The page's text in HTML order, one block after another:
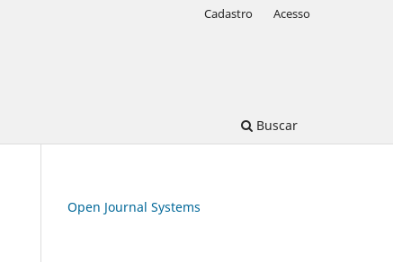
Buscar
Cadastro Acesso
Open Journal Systems